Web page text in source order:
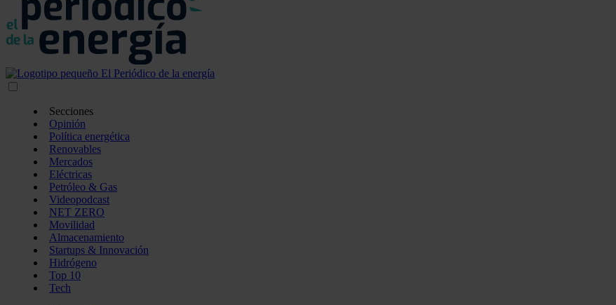
Secciones
Opinión
Política energética
Renovables
Mercados
Eléctricas
Petróleo & Gas
Videopodcast
NET ZERO
Movilidad
Almacenamiento
Startups & Innovación
Hidrógeno
Top 10
Tech